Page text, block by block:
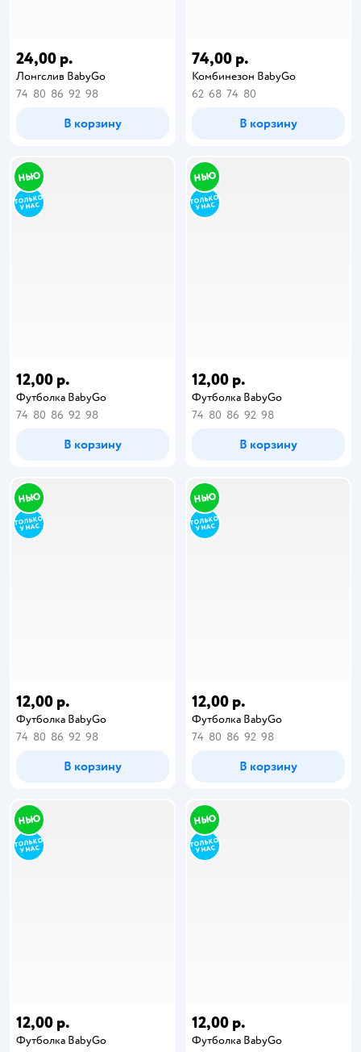
24,00 р.
Лонгслив BabyGo
74 80 86 92 98
В корзину
74,00 р.
Комбинезон BabyGо
62 68 74 80
В корзину
12,00 р.
Футболка BabyGo
74 80 86 92 98
В корзину
12,00 р.
Футболка BabyGo
74 80 86 92 98
В корзину
12,00 р.
Футболка BabyGo
74 80 86 92 98
В корзину
12,00 р.
Футболка BabyGo
74 80 86 92 98
В корзину
12,00 р.
Футболка BabyGo
12,00 р.
Футболка BabyGo